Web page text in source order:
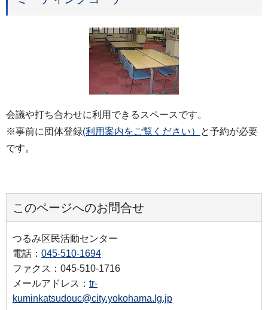
会議や打ち合わせに利用できるスペースです。
※事前に団体登録(利用案内をご覧ください）
と予約が必要
です。
このページへのお問合せ
つるみ区民活動センター
電話： 045-510-1694
ファクス：045-510-1716
メールアドレス： tr-
kuminkatsudouc@city.yokohama.lg.jp